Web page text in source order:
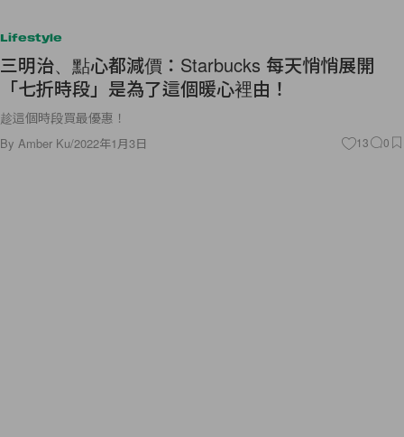
Lifestyle
三明治、點心都減價：Starbucks 每天悄悄展開
「七折時段」是為了這個暖心裡由！
趁這個時段買最優惠！
By Amber Ku/2022年1月3日 13 0